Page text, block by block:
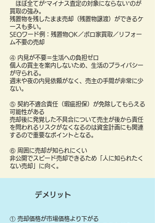
ほぼ全てが“マイナス査定の対象にならない”のが
買取の強み。
残置物を残したまま売却（残置物譲渡）ができるケ
ースも多い。
SEOワード例：残置物OK／ボロ家買取／リフォー
ム不要の売却
④ 内見が不要＝生活への負担ゼロ
個人の買主を案内しないため、生活のプライバシー
が守られる。
週末や夜の内見依頼がなく、売主の手間が非常に少
ない。
⑤ 契約不適合責任（瑕疵担保）が免除してもらえる
可能性がある
売却後に発覚した不具合について売主が後から責任
を問われるリスクがなくなるのは資金計画にも関連
するので重要なポイントとなる。
⑥ 周囲に売却が知られにくい
非公開でスピード売却できるため「人に知られたく
ない売却」に向く。
デメリット
① 売却価格が市場価格より下がる